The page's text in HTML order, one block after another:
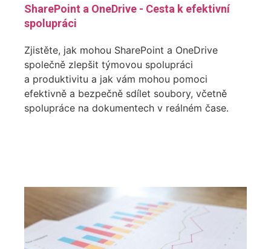
SharePoint a OneDrive - Cesta k efektivní
spolupráci
Zjistěte, jak mohou SharePoint a OneDrive
společně zlepšit týmovou spolupráci
a produktivitu a jak vám mohou pomoci
efektivně a bezpečně sdílet soubory, včetně
spolupráce na dokumentech v reálném čase.